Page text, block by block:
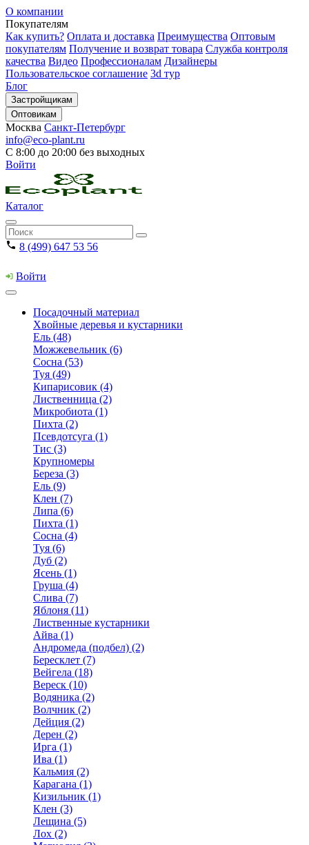
О компании
Покупателям
Как купить? Оплата и доставка Преимущества Оптовым
покупателям Получение и возврат товара Служба контроля
качества Видео Профессионалам Дизайнеры
Пользовательское соглашение 3d тур
Блог
Застройщикам
Оптовикам
Москва Санкт-Петербург
info@eco-plant.ru
С 8:00 до 20:00 без выходных
Войти
Каталог
8 (499) 647 53 56
Войти
Посадочный материал
Хвойные деревья и кустарники
Ель (48)
Можжевельник (6)
Сосна (53)
Туя (49)
Кипарисовик (4)
Лиственница (2)
Микробиота (1)
Пихта (2)
Псевдотсуга (1)
Тис (3)
Крупномеры
Береза (3)
Ель (9)
Клен (7)
Липа (6)
Пихта (1)
Сосна (4)
Туя (6)
Дуб (2)
Ясень (1)
Груша (4)
Слива (7)
Яблоня (11)
Лиственные кустарники
Айва (1)
Андромеда (подбел) (2)
Бересклет (7)
Вейгела (18)
Вереск (10)
Водяника (2)
Волчник (2)
Дейция (2)
Дерен (2)
Ирга (1)
Ива (1)
Кальмия (2)
Карагана (1)
Кизильник (1)
Клен (3)
Лещина (5)
Лох (2)